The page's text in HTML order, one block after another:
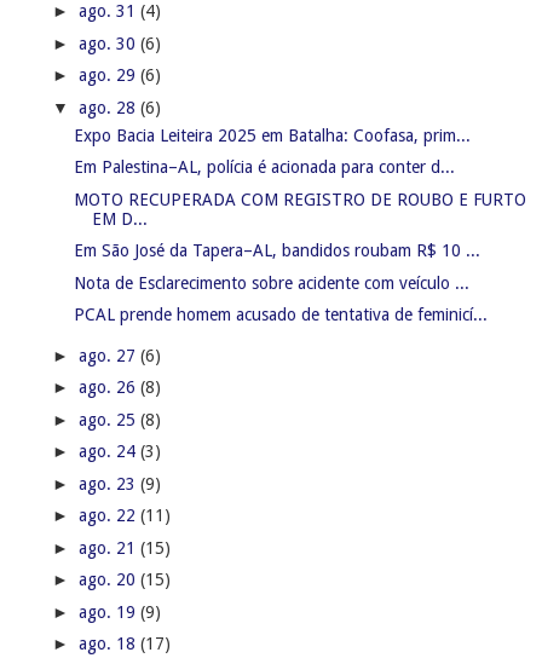
► ago. 31 (4)
► ago. 30 (6)
► ago. 29 (6)
▼ ago. 28 (6)
Expo Bacia Leiteira 2025 em Batalha: Coofasa, prim...
Em Palestina–AL, polícia é acionada para conter d...
MOTO RECUPERADA COM REGISTRO DE ROUBO E FURTO
EM D...
Em São José da Tapera–AL, bandidos roubam R$ 10 ...
Nota de Esclarecimento sobre acidente com veículo ...
PCAL prende homem acusado de tentativa de feminicí...
► ago. 27 (6)
► ago. 26 (8)
► ago. 25 (8)
► ago. 24 (3)
► ago. 23 (9)
► ago. 22 (11)
► ago. 21 (15)
► ago. 20 (15)
► ago. 19 (9)
► ago. 18 (17)